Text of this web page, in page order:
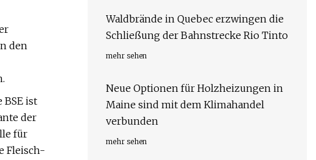
den
ist
der
für
Fleisch-
Waldbrände in Quebec erzwingen die
Schließung der Bahnstrecke Rio Tinto
mehr sehen
Neue Optionen für Holzheizungen in
Maine sind mit dem Klimahandel
verbunden
mehr sehen